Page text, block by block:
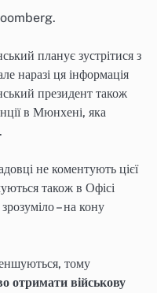
планує зустрітися з
наразі ця інформація
президент також
в Мюнхені, яка
не коментують цієї
також в Офісі
– на кону
тому
отримати військову